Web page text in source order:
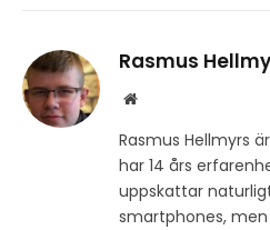
Rasmus
Website
Rasmus Hellmyrs
har 14 års
uppskattar
smartphones,